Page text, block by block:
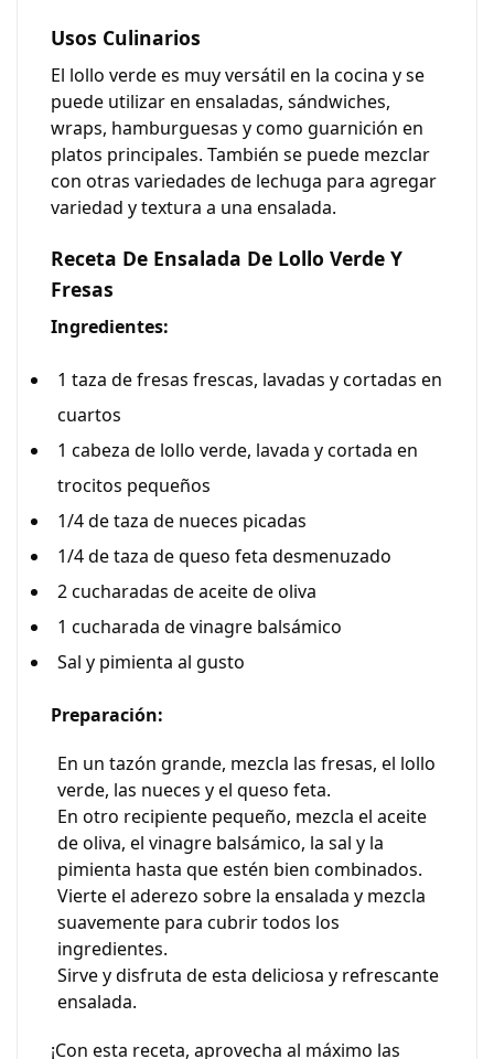
Usos Culinarios
El lollo verde es muy versátil en la cocina y se
puede utilizar en ensaladas, sándwiches,
wraps, hamburguesas y como guarnición en
platos principales. También se puede mezclar
con otras variedades de lechuga para agregar
variedad y textura a una ensalada.
Receta De Ensalada De Lollo Verde Y
Fresas
Ingredientes:
1 taza de fresas frescas, lavadas y cortadas en
cuartos
1 cabeza de lollo verde, lavada y cortada en
trocitos pequeños
1/4 de taza de nueces picadas
1/4 de taza de queso feta desmenuzado
2 cucharadas de aceite de oliva
1 cucharada de vinagre balsámico
Sal y pimienta al gusto
Preparación:
En un tazón grande, mezcla las fresas, el lollo
verde, las nueces y el queso feta.
En otro recipiente pequeño, mezcla el aceite
de oliva, el vinagre balsámico, la sal y la
pimienta hasta que estén bien combinados.
Vierte el aderezo sobre la ensalada y mezcla
suavemente para cubrir todos los
ingredientes.
Sirve y disfruta de esta deliciosa y refrescante
ensalada.
¡Con esta receta, aprovecha al máximo las